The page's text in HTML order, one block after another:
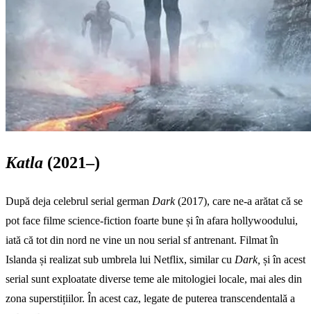
Katla (2021–)
După deja celebrul serial german Dark(2017), care ne-a arătat că se
pot face filme science-fiction foarte bune și în afara hollywoodului,
iată că tot din nord ne vine un nou serial sf antrenant. Filmat în
Islanda și realizat sub umbrela lui Netflix, similar cu Dark, și în acest
serial sunt exploatate diverse teme ale mitologiei locale, mai ales din
zona superstițiilor. În acest caz, legate de puterea transcendentală a